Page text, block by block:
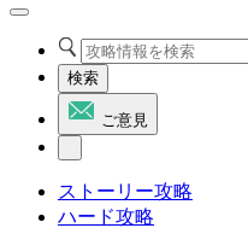
検索
ご意見
ストーリー攻略
ハード攻略